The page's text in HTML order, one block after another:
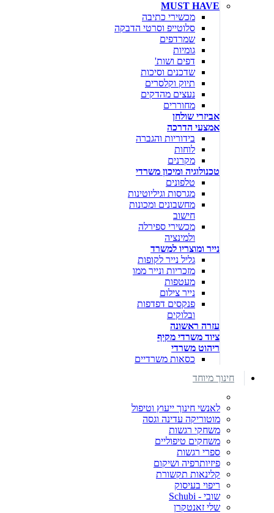
MUST HAVE
מכשירי כתיבה
סלוטייפ וסרטי הדבקה
שמרדפים
גומיות
דפים ושות'
שדכנים וסיכות
תיוק וקלסרים
נעצים מהדקים
מחוררים
אביזרי שולחן
אמצעי הדרכה
בידוריות והגברה
לוחות
מקרנים
טכנולוגיה ומיכון משרדי
טלפונים
מגרסות וגיליוטינות
מחשבונים ומכונות
חישוב
מכשירי ספירלה
ולמינציה
נייר ומוצריו למשרד
גליל נייר לקופות
מזכריות ונייר ממו
מעטפות
נייר צילום
פנקסים דפדפות
ובלוקים
עזרה ראשונה
ציוד משרדי מקיף
ריהוט משרדי
כסאות משרדיים
חינוך מיוחד
לאנשי חינוך ייעוץ וטיפול
מוטוריקה עדינה וגסה
משחקי רגשות
משחקים טיפוליים
ספרי רגשות
פיזיותרפיה ושיקום
קלינאות תקשורת
ריפוי בעיסוק
שובי - Schubi
שלי זאנטקרן